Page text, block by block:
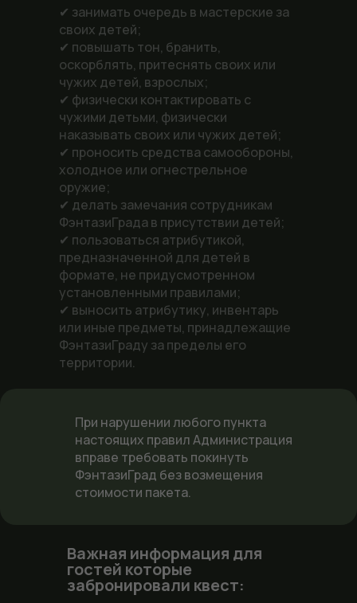
При нарушении любого пункта
настоящих правил Администрация
вправе требовать покинуть
ФэнтазиГрад без возмещения
стоимости пакета.
Важная информация для
гостей которые
забронировали квест:
✔ занимать очередь в мастерские за
своих детей;
✔ повышать тон, бранить,
оскорблять, притеснять своих или
чужих детей, взрослых;
✔ физически контактировать с
чужими детьми, физически
наказывать своих или чужих детей;
✔ проносить средства самообороны,
холодное или огнестрельное
оружие;
✔ делать замечания сотрудникам
ФэнтазиГрада в присутствии детей;
✔ пользоваться атрибутикой,
предназначенной для детей в
формате, не придусмотренном
установленными правилами;
✔ выносить атрибутику, инвентарь
или иные предметы, принадлежащие
ФэнтазиГраду за пределы его
территории.